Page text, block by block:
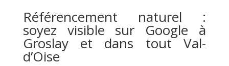
Référencement naturel :
soyez visible sur Google à
Groslay et dans tout Val-
d’Oise